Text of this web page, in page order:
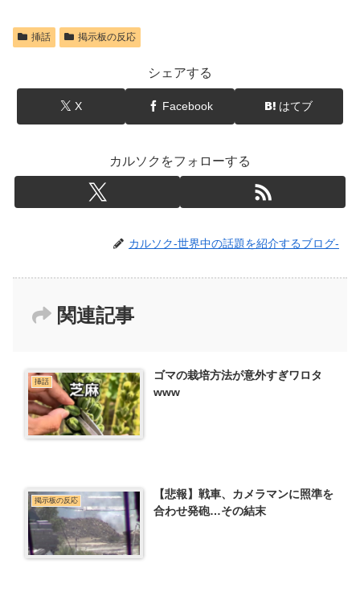
挿話 掲示板の反応
シェアする
X Facebook はてブ
カルソクをフォローする
カルソク-世界中の話題を紹介するブログ-
関連記事
挿話
ゴマの栽培方法が意外すぎワロタ
www
掲示板の反応
【悲報】戦車、カメラマンに照準を
合わせ発砲…その結末